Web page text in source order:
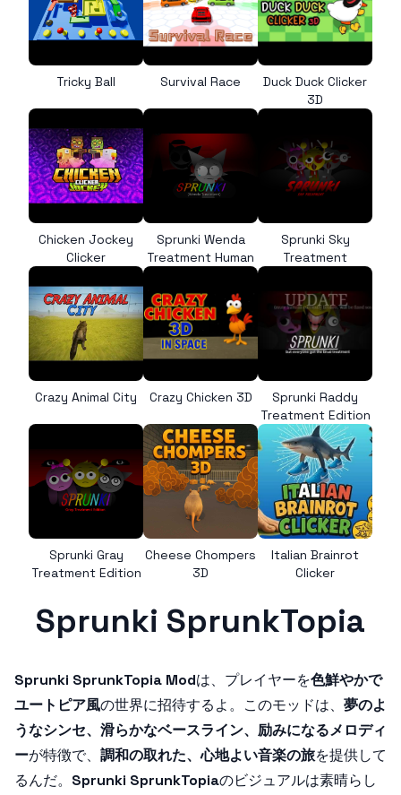
Tricky Ball Survival Race
Duck Duck Clicker
3D
Chicken Jockey
Clicker
Sprunki Wenda
Treatment Human
Sprunki Sky
Treatment
Crazy Animal City Crazy Chicken 3D
Sprunki Raddy
Treatment Edition
Sprunki Gray
Treatment Edition
Cheese Chompers
3D
Italian Brainrot
Clicker
Sprunki SprunkTopia
Sprunki SprunkTopia Modは、プレイヤーを色鮮やかで
ユートピア風の世界に招待するよ。このモッドは、 夢のよ
うなシンセ、滑らかなベースライン、励みになるメロディ
ーが特徴で、 調和の取れた、心地よい音楽の旅を提供して
るんだ。 Sprunki SprunkTopiaのビジュアルは素晴らし